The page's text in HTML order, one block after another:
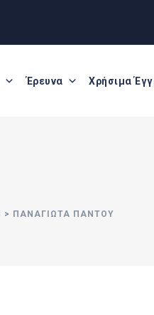
Έρευνα Χρήσιμα
> ΠΑΝΑΓΙΩΤΑ ΠΑΝΤΟΥ